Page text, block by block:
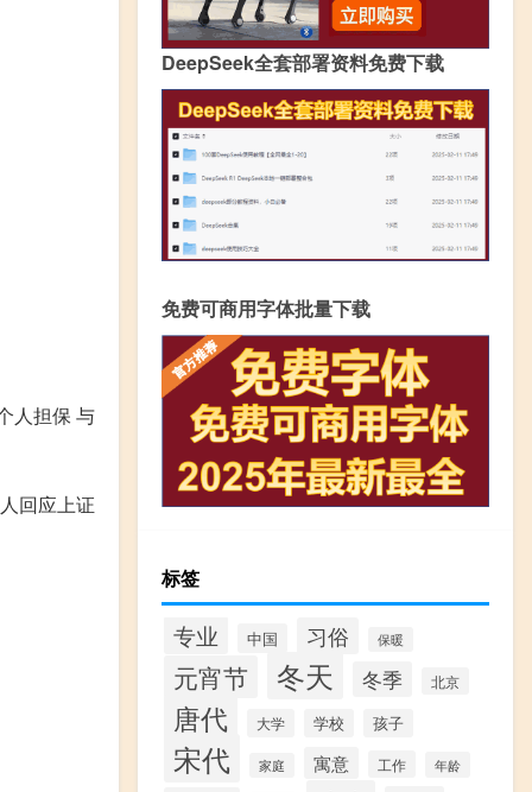
人担保 与
回应上证
DeepSeek全套部署资料免费下载
免费可商用字体批量下载
标签
专业 中国 习俗 保暖
元宵节 冬天 冬季 北京
唐代 大学 学校 孩子
宋代 家庭 寓意 工作 年龄